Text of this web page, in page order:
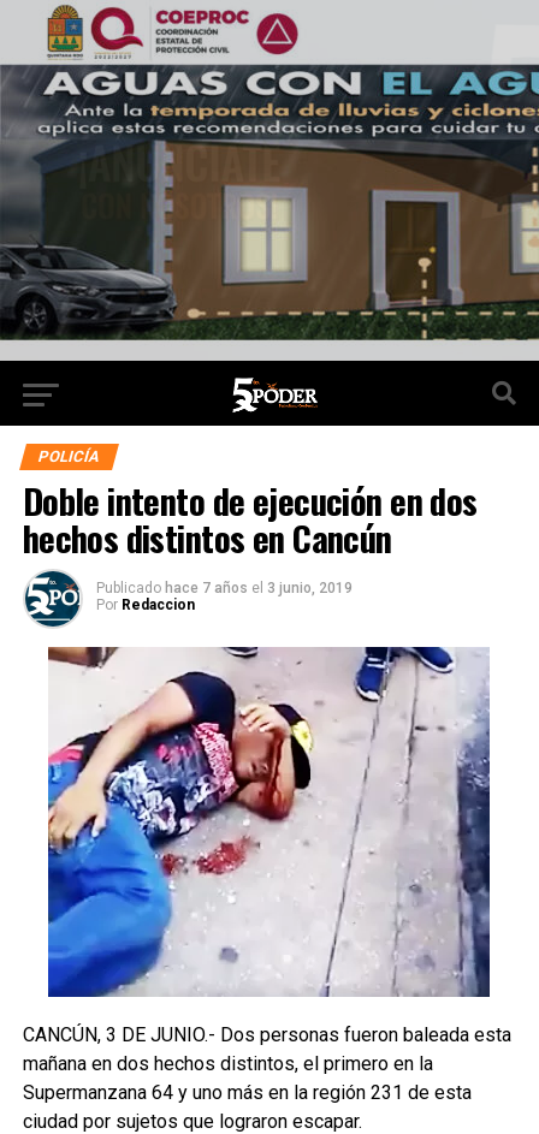
POLICÍA
Doble intento de ejecución en dos
hechos distintos en Cancún
Publicado hace 7 años el 3 junio, 2019
Por Redaccion
CANCÚN, 3 DE JUNIO.- Dos personas fueron baleada esta
mañana en dos hechos distintos, el primero en la
Supermanzana 64 y uno más en la región 231 de esta
ciudad por sujetos que lograron escapar.